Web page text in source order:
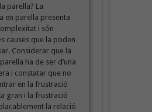
parella? La
en parella presenta
i són
causes que la poden
Considerar que la
ha de ser d’una
i constatar que no
en la frustració
gran i la frustració
la relació